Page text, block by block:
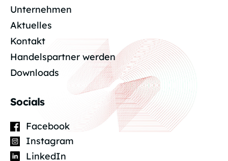
Unternehmen
Aktuelles
Kontakt
Handelspartner werden
Downloads
Socials
Facebook
Instagram
LinkedIn